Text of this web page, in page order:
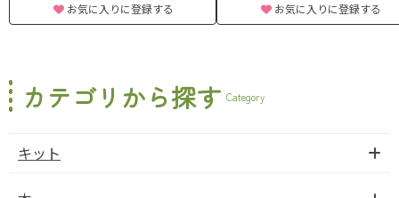
お気に入りに登録する お気に入りに登録する
カテゴリから探す Category
キット